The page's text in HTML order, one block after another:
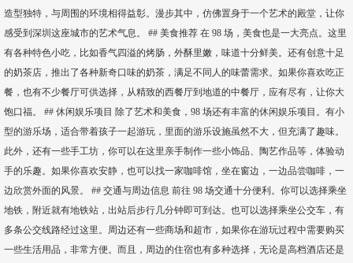
造型独特，与周围的环境相得益彰。漫步其中，仿佛置身于一个艺术的殿堂，让你
感受到深圳这座城市的艺术气息。 ## 美食推荐 在 98 场，美食也是一大亮点。这里
有各种特色小吃，比如香气四溢的烤肠，外酥里嫩，味道十分鲜美。还有创意十足
的奶茶店，推出了各种新奇口味的奶茶，满足不同人的味蕾需求。如果你喜欢吃正
餐，也有不少餐厅可供选择，从精致的西餐厅到地道的中餐厅，应有尽有，让你大
饱口福。 ## 休闲娱乐项目 除了艺术和美食，98 场还有丰富的休闲娱乐项目。有小
型的游乐场，适合带着孩子一起游玩，里面的游乐设施虽然不大，但充满了趣味。
此外，还有一些手工坊，你可以在这里亲手制作一些小饰品、陶艺作品等，体验动
手的乐趣。如果你喜欢安静，也可以找一家咖啡馆，坐在窗边，一边品尝咖啡，一
边欣赏外面的风景。 ## 交通与周边信息 前往 98 场交通十分便利。你可以选择乘坐
地铁，附近就有地铁站，出站后步行几分钟即可到达。也可以选择乘坐公交车，有
多条公交线路经过这里。周边还有一些商场和超市，如果你在游玩过程中需要购买
一些生活用品，非常方便。而且，周边的住宿也有多种选择，无论是高档酒店还是